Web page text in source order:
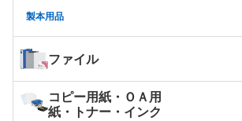
製本用品
ファイル
コピー用紙・ＯＡ用
紙・トナー・インク